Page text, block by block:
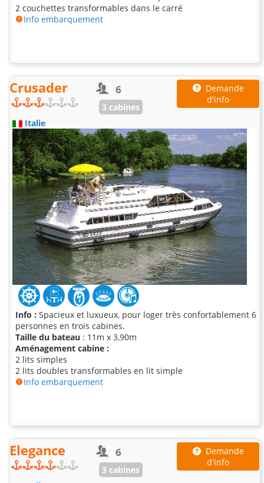
2 couchettes transformables dans le carré
Info embarquement
Crusader 6
3 cabines
Demande
d'info
Italie
Info : Spacieux et luxueux, pour loger très confortablement 6
personnes en trois cabines.
Taille du bateau : 11m x 3,90m
Aménagement cabine :
2 lits simples
2 lits doubles transformables en lit simple
Info embarquement
Elegance 6
3 cabines
Demande
d'info